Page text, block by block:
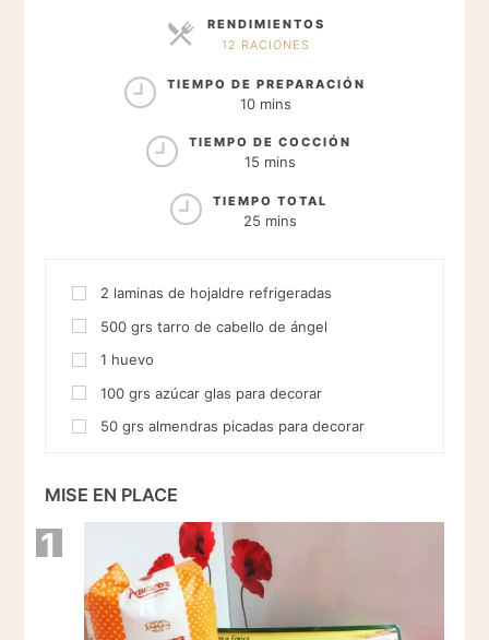
RENDIMIENTOS
12 RACIONES
TIEMPO DE PREPARACIÓN
10 mins
TIEMPO DE COCCIÓN
15 mins
TIEMPO TOTAL
25 mins
2 laminas de hojaldre refrigeradas
500 grs tarro de cabello de ángel
1 huevo
100 grs azúcar glas para decorar
50 grs almendras picadas para decorar
MISE EN PLACE
1